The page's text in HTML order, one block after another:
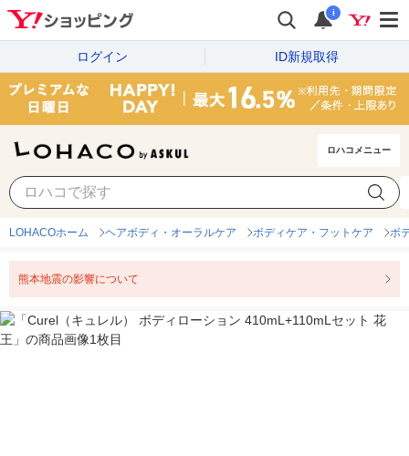
i
ログイン ID新規取得
ロハコメニュー
LOHACOホーム ヘアボディ・オーラルケア ボディケア・フットケア ボ
熊本地震の影響について